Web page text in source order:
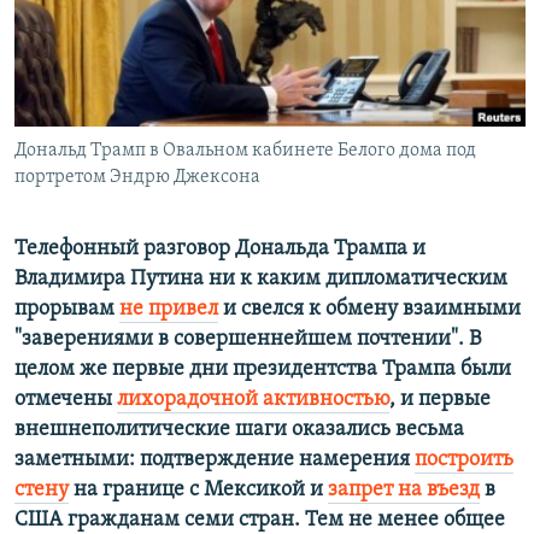
ПОБЕДИТЕЛЕЙ НЕ СУДЯТ?
КРЫМ.НЕПОКОРЕННЫЙ
ELIFBE
УКРАИНСКАЯ ПРОБЛЕМА КРЫМА
ПРИСОЕДИНЯЙТЕСЬ!
Все сайты RFE/RL
Дональд Трамп в Овальном кабинете Белого дома под
портретом Эндрю Джексона
Телефонный разговор Дональда Трампа и
Владимира Путина ни к каким дипломатическим
прорывам не привели свелся к обмену взаимными
"заверениями в совершеннейшем почтении". В
целом же первые дни президентства Трампа были
отмечены лихорадочной активностью, и первые
внешнеполитические шаги оказались весьма
заметными: подтверждение намерения построить
стенуна границе с Мексикой и запрет на въездв
США гражданам семи стран. Тем не менее общее